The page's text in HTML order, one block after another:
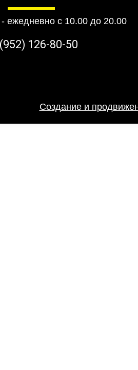
ежедневно с 10.00 до 20.00
126-80-50
Создание и